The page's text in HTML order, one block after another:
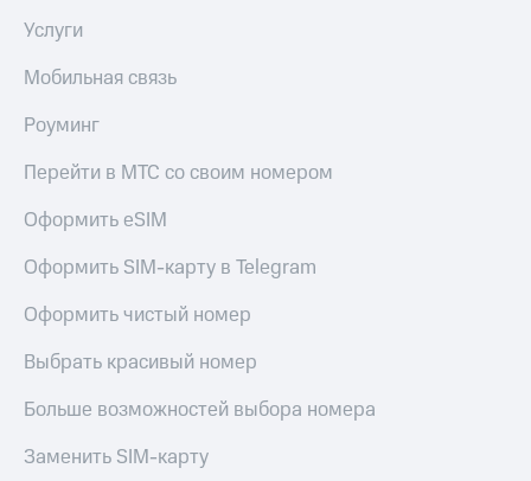
Услуги
Мобильная связь
Роуминг
Перейти в МТС со своим номером
Оформить eSIM
Оформить SIM-карту в Telegram
Оформить чистый номер
Выбрать красивый номер
Больше возможностей выбора номера
Заменить SIM-карту